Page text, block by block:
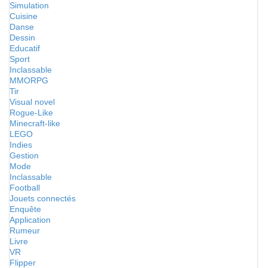
Simulation
Cuisine
Danse
Dessin
Educatif
Sport
Inclassable
MMORPG
Tir
Visual novel
Rogue-Like
Minecraft-like
LEGO
Indies
Gestion
Mode
Inclassable
Football
Jouets connectés
Enquête
Application
Rumeur
Livre
VR
Flipper